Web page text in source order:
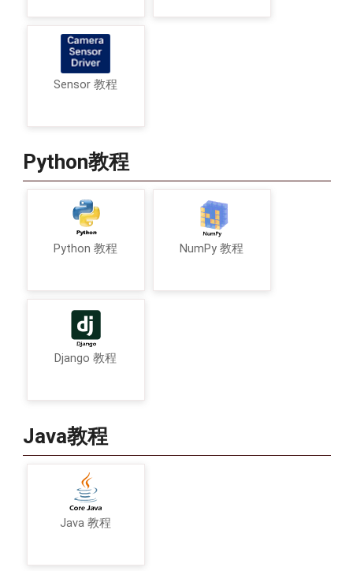
Sensor 教程
Python教程
Python 教程 NumPy 教程
Django 教程
Java教程
Java 教程